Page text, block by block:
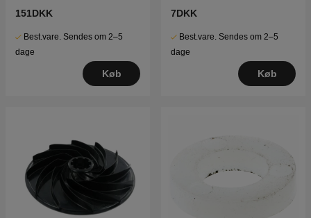
151DKK
Best.vare. Sendes om 2–5
dage
Køb
7DKK
Best.vare. Sendes om 2–5
dage
Køb